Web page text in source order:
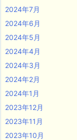
2024年7月
2024年6月
2024年5月
2024年4月
2024年3月
2024年2月
2024年1月
2023年12月
2023年11月
2023年10月